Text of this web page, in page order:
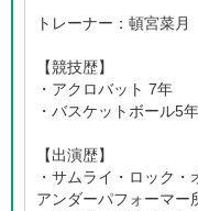
トレーナー：頓宮菜
【競技歴】
・アクロバット 7年
・バスケットボール5年
【出演歴】
・サムライ・ロック・
アンダーパフォーマー